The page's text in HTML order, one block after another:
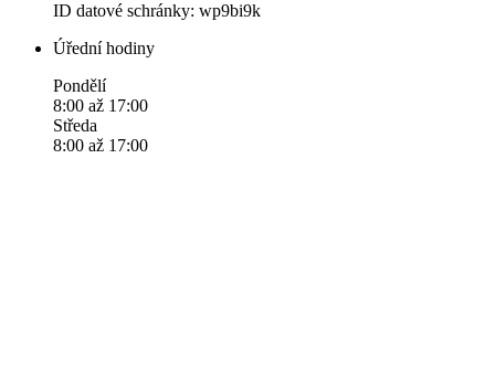
ID datové schránky: wp9bi9k
Úřední hodiny
Pondělí
8:00 až 17:00
Středa
8:00 až 17:00